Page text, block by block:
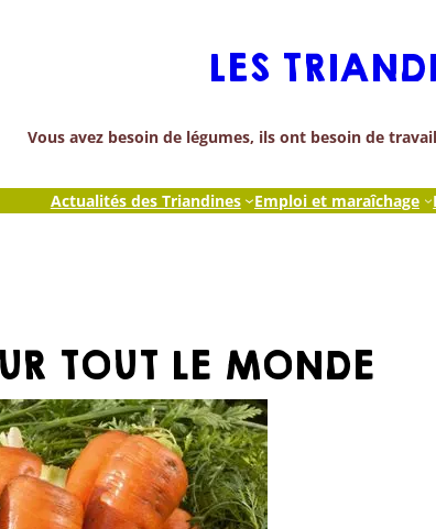
LES
Vous avez besoin de légumes, ils ont besoin de
Actualités des Triandines Emploi et maraîchage
TOUT LE MONDE